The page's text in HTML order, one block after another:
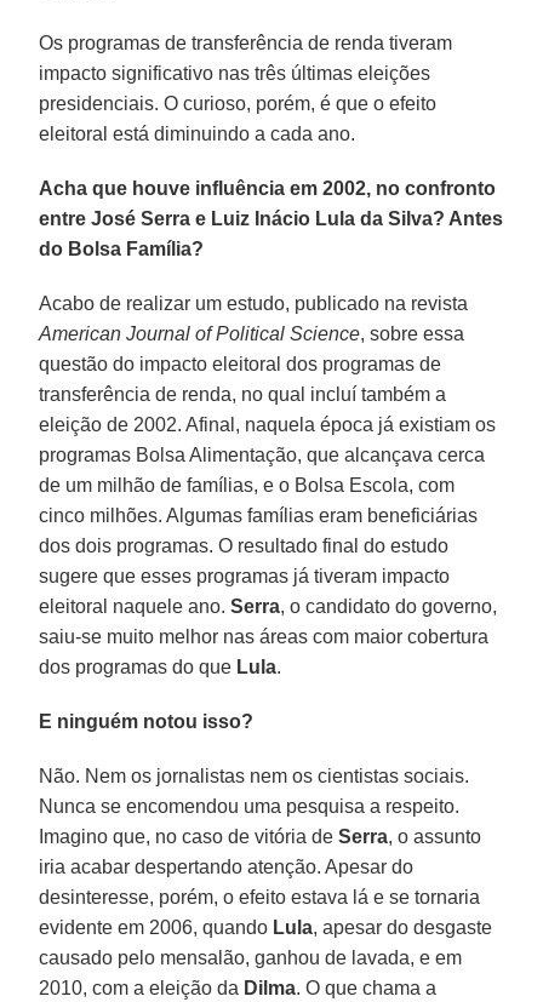
Os programas de transferência de renda tiveram
impacto significativo nas três últimas eleições
presidenciais. O curioso, porém, é que o efeito
eleitoral está diminuindo a cada ano.
Acha que houve influência em 2002, no confronto
entre José Serra e Luiz Inácio Lula da Silva? Antes
do Bolsa Família?
Acabo de realizar um estudo, publicado na revista
American Journal of Political Science, sobre essa
questão do impacto eleitoral dos programas de
transferência de renda, no qual incluí também a
eleição de 2002. Afinal, naquela época já existiam os
programas Bolsa Alimentação, que alcançava cerca
de um milhão de famílias, e o Bolsa Escola, com
cinco milhões. Algumas famílias eram beneficiárias
dos dois programas. O resultado final do estudo
sugere que esses programas já tiveram impacto
eleitoral naquele ano.Serra, o candidato do governo,
saiu-se muito melhor nas áreas com maior cobertura
dos programas do que Lula.
E ninguém notou isso?
Não. Nem os jornalistas nem os cientistas sociais.
Nunca se encomendou uma pesquisa a respeito.
Imagino que, no caso de vitória deSerra, o assunto
iria acabar despertando atenção. Apesar do
desinteresse, porém, o efeito estava lá e se tornaria
evidente em 2006, quando Lula, apesar do desgaste
causado pelo mensalão, ganhou de lavada, e em
2010, com a eleição da Dilma. O que chama a